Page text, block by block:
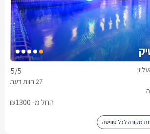
5/5
החל מ- ₪1300
מקורה לכל סוויטה